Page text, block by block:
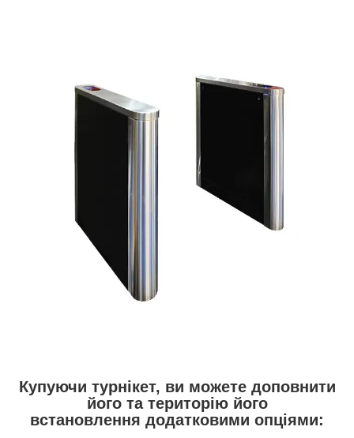
Купуючи турнікет, ви можете доповнити
його та територію його
встановлення додатковими опціями: